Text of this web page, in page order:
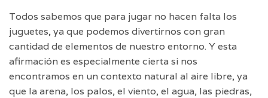
Todos sabemos que para jugar no hacen falta los
juguetes, ya que podemos divertirnos con gran
cantidad de elementos de nuestro entorno. Y esta
afirmación es especialmente cierta si nos
encontramos en un contexto natural al aire libre, ya
que la arena, los palos, el viento, el agua, las piedras,